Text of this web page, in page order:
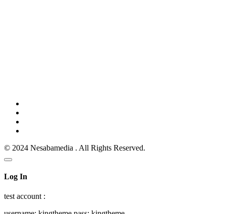
© 2024 Nesabamedia . All Rights Reserved.
Log In
test account :